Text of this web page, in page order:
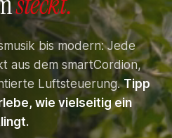
bis modern: Jede
aus dem smartCordion,
Luftsteuerung.Tipp
wie vielseitig ein